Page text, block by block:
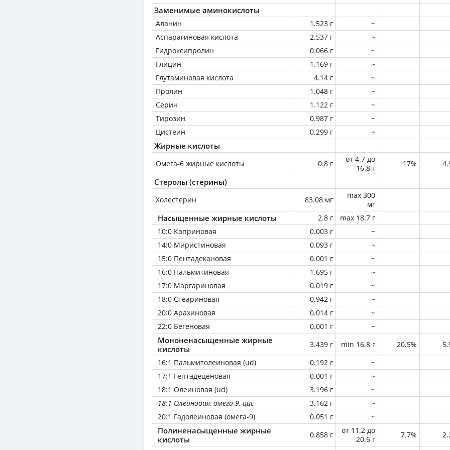
Заменимые аминокислоты
Аланин 1.523 г
~
Аспарагиновая кислота
2.537 г
~
Гидроксипролин
0.066 г
~
Глицин
1.169 г
~
Глутаминовая кислота
4.14 г
~
Пролин
1.048 г
~
Серин
1.122 г
~
Тирозин
0.987 г
~
Цистеин
0.299 г ~
Жирные кислоты
Омега-6 жирные кислоты 0.8 г
от 4.7 до
16.8 г
17%
Стеролы (стерины)
Холестерин 83.08 мг
max 300
мг
Насыщенные жирные кислоты 2.8 г
max 18.7 г
10:0 Каприновая
0.003 г
~
14:0 Миристиновая
0.093 г
~
15:0 Пентадекановая
0.001 г
~
16:0 Пальмитиновая
1.695 г
~
17:0 Маргариновая
0.019 г
~
18:0 Стеариновая
0.942 г
~
20:0 Арахиновая
0.014 г
~
22:0 Бегеновая
0.001 г ~
Мононенасыщенные жирные
кислоты
3.439 г min 16.8 г 20.5%
16:1 Пальмитолеиновая (ud)
0.192 г
~
17:1 Гептадеценовая
0.001 г
~
18:1 Олеиновая (ud)
3.196 г
~
18:1 Олеиновая, омега-9, цис
3.162 г
~
20:1 Гадолеиновая (омега-9)
0.051 г ~
Полиненасыщенные жирные
кислоты
0.858 г
от 11.2 до
20.6 г
7.7%